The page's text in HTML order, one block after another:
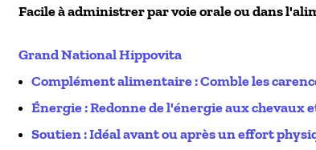
Facile à administrer par voie orale ou dans
Grand National Hippovita
Complément alimentaire : Comble les
Énergie : Redonne de l'énergie aux chevaux
Soutien : Idéal avant ou après un effort